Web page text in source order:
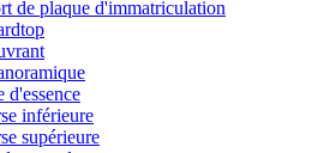
de plaque d'immatriculation
d'essence
inférieure
supérieure